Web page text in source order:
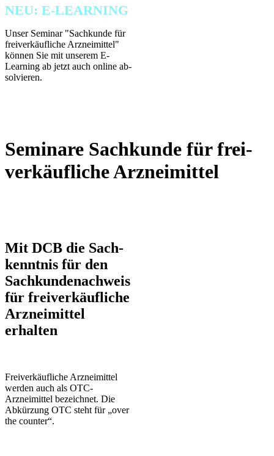
NEU: E-LEARNING
Unser Seminar "Sach­kunde für
frei­ver­käuf­liche Arz­nei­mittel"
können Sie mit unserem E-
Learning ab jetzt auch online ab­
solvieren.
Seminare Sachkunde für frei­
ver­käuf­liche Arznei­mittel
Mit DCB die Sach­
kennt­nis für den
Sach­kundenachweis
für freiverkäufliche
Arzneimittel
erhalten
Freiverkäufliche Arzneimittel
werden auch als OTC-
Arzneimittel bezeichnet. Die
Abkürzung OTC steht für „over
the counter“.